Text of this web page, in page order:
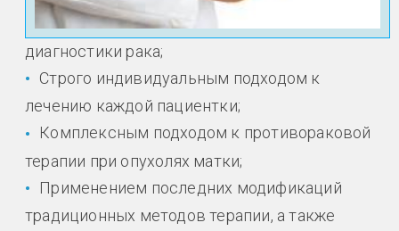
диагностики рака;
Строго индивидуальным подходом к
лечению каждой пациентки;
Комплексным подходом к противораковой
терапии при опухолях матки;
Применением последних модификаций
традиционных методов терапии, а также